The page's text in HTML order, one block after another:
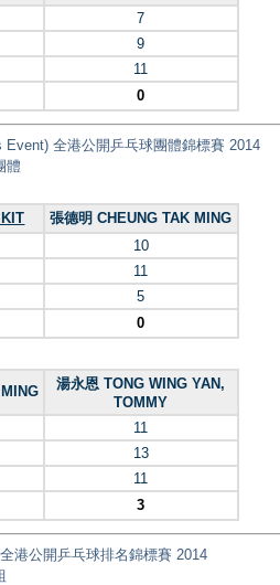
7
9
11
0
Event) 全港公開乒乓球團體錦標賽 2014
體
張德明 CHEUNG TAK MING
10
11
5
0
湯永恩 TONG WING YAN,
TOMMY
11
13
11
3
港公開乒乓球排名錦標賽 2014